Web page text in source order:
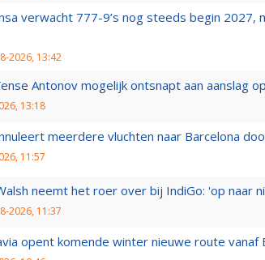
verwacht 777-9’s nog steeds begin 2027,
2026, 13:42
Antonov mogelijk ontsnapt aan aanslag
13:18
meerdere vluchten naar Barcelona
11:57
neemt het roer over bij IndiGo: 'op naar
2026, 11:37
opent komende winter nieuwe route vanaf